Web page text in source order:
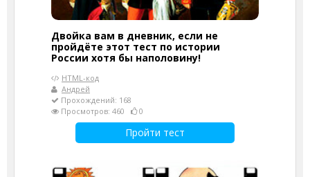
Двойка вам в дневник, если не
пройдёте этот тест по истории
России хотя бы наполовину!
HTML-код
Андрей
Прохождений: 168
Просмотров: 460
0
Пройти тест